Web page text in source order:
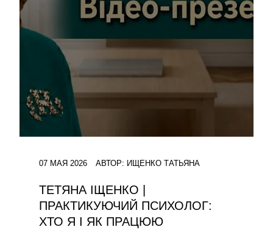
07 МАЯ 2026 АВТОР: ИЩЕНКО ТАТЬЯНА
ТЕТЯНА ІЩЕНКО |
ПРАКТИКУЮЧИЙ ПСИХОЛОГ:
ХТО Я І ЯК ПРАЦЮЮ